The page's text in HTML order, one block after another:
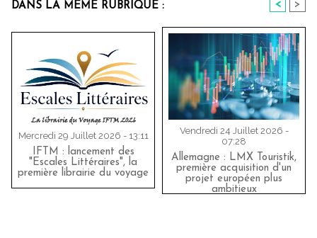
DANS LA MÊME RUBRIQUE : < >
Mercredi 29 Juillet 2026 - 13:11
IFTM : lancement des
"Escales Littéraires", la
première librairie du voyage
Vendredi 24 Juillet 2026 -
07:28
Allemagne : LMX Touristik,
première acquisition d'un
projet européen plus
ambitieux